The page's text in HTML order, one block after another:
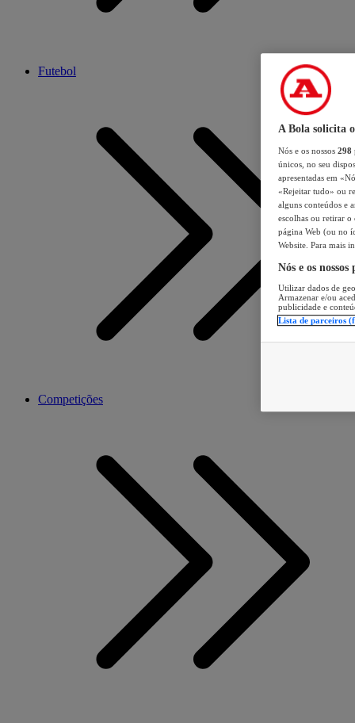
Futebol
Competições
A Bola solicita
Nós e os nossos 298
únicos, no seu
apresentadas em
«Rejeitar tudo» ou
alguns conteúdos e
escolhas ou retirar
página Web (ou no
Website. Para mais
Nós e os
Utilizar dados de
Armazenar e/ou
publicidade e
Lista de parceiros